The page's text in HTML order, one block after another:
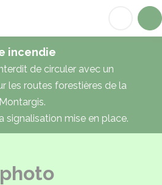
incendie
de circuler avec un
les routes forestières de la
signalisation mise en place.